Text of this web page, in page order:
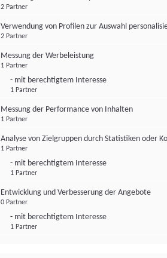
2 Partner
Verwendung von Profilen zur Auswahl
2 Partner
Messung der Werbeleistung
1 Partner
- mit berechtigtem Interesse
1 Partner
Messung der Performance von Inhalten
1 Partner
Analyse von Zielgruppen durch Statistiken oder
1 Partner
- mit berechtigtem Interesse
1 Partner
Entwicklung und Verbesserung der Angebote
0 Partner
- mit berechtigtem Interesse
1 Partner